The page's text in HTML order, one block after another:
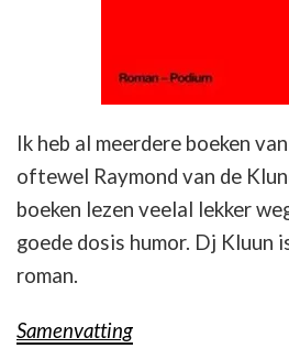
Ik heb al meerdere boeken
oftewel Raymond van de
boeken lezen veelal lekker
goede dosis humor. Dj Kluun
roman.
Samenvatting